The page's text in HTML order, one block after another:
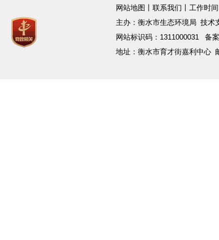
网站地图 联系我们 丨工作时
主办：衡水市生态环境局 技术
网站标识码：1311000031 备
地址：衡水市育才街嘉利中